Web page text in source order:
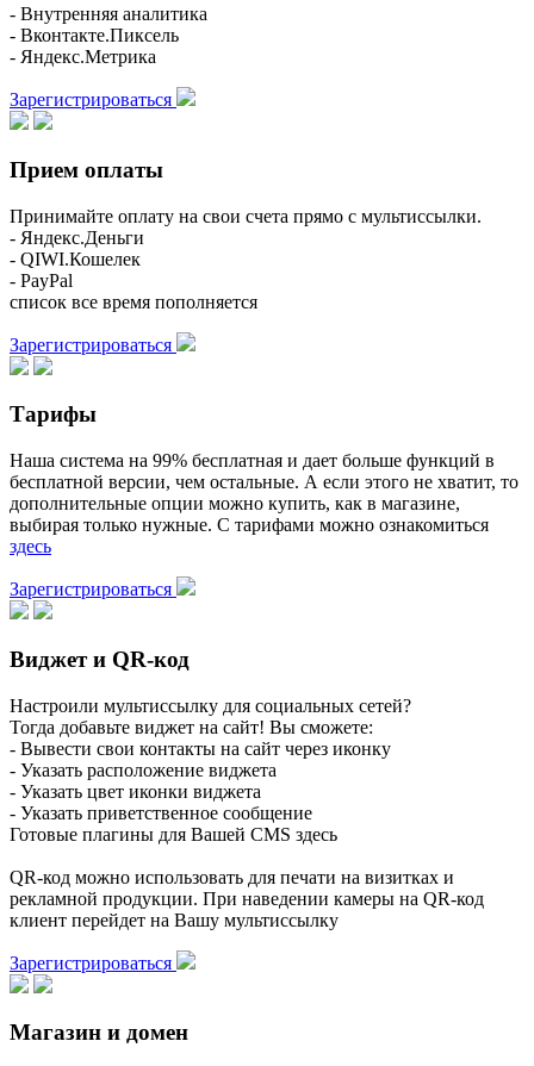
- Внутренняя аналитика
- Вконтакте.Пиксель
- Яндекс.Метрика
Зарегистрироваться
Прием оплаты
Принимайте оплату на свои счета прямо с мультиссылки.
- Яндекс.Деньги
- QIWI.Кошелек
- PayPal
список все время пополняется
Зарегистрироваться
Тарифы
Наша система на 99% бесплатная и дает больше функций в
бесплатной версии, чем остальные. А если этого не хватит, то
дополнительные опции можно купить, как в магазине,
выбирая только нужные. С тарифами можно ознакомиться
здесь
Зарегистрироваться
Виджет и QR-код
Настроили мультиссылку для социальных сетей?
Тогда добавьте виджет на сайт! Вы сможете:
- Вывести свои контакты на сайт через иконку
- Указать расположение виджета
- Указать цвет иконки виджета
- Указать приветственное сообщение
Готовые плагины для Вашей CMS здесь
QR-код можно использовать для печати на визитках и
рекламной продукции. При наведении камеры на QR-код
клиент перейдет на Вашу мультиссылку
Зарегистрироваться
Магазин и домен